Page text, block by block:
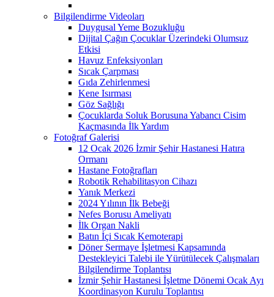
Bilgilendirme Videoları
Duygusal Yeme Bozukluğu
Dijital Çağın Çocuklar Üzerindeki Olumsuz
Etkisi
Havuz Enfeksiyonları
Sıcak Çarpması
Gıda Zehirlenmesi
Kene Isırması
Göz Sağlığı
Çocuklarda Soluk Borusuna Yabancı Cisim
Kaçmasında İlk Yardım
Fotoğraf Galerisi
12 Ocak 2026 İzmir Şehir Hastanesi Hatıra
Ormanı
Hastane Fotoğrafları
Robotik Rehabilitasyon Cihazı
Yanık Merkezi
2024 Yılının İlk Bebeği
Nefes Borusu Ameliyatı
İlk Organ Nakli
Batın İçi Sıcak Kemoterapi
Döner Sermaye İşletmesi Kapsamında
Destekleyici Talebi ile Yürütülecek Çalışmaları
Bilgilendirme Toplantısı
İzmir Şehir Hastanesi İşletme Dönemi Ocak Ayı
Koordinasyon Kurulu Toplantısı